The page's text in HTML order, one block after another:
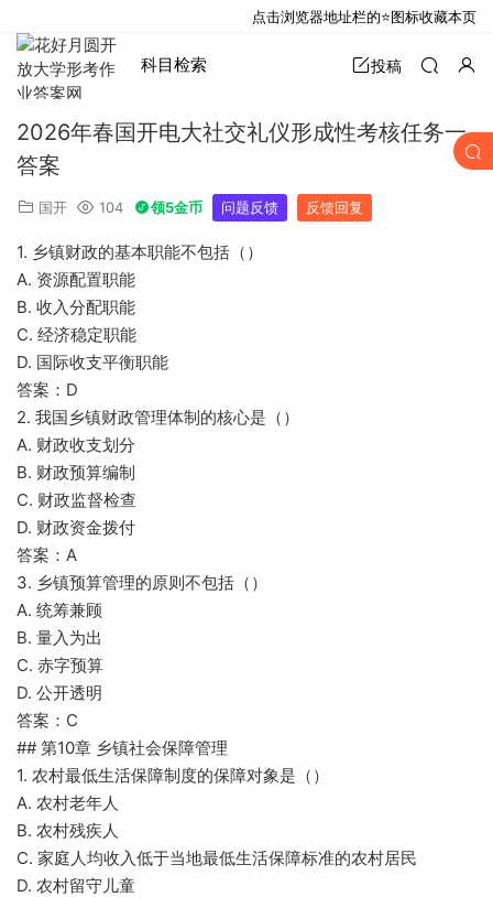
科目检索 投稿
2026年春国开电大社交礼仪形成性考核任务一
答案
国开 104 领5金币 问题反馈 反馈回复
1. 乡镇财政的基本职能不包括（）
A. 资源配置职能
B. 收入分配职能
C. 经济稳定职能
D. 国际收支平衡职能
答案：D
2. 我国乡镇财政管理体制的核心是（）
A. 财政收支划分
B. 财政预算编制
C. 财政监督检查
D. 财政资金拨付
答案：A
3. 乡镇预算管理的原则不包括（）
A. 统筹兼顾
B. 量入为出
C. 赤字预算
D. 公开透明
答案：C
## 第10章 乡镇社会保障管理
1. 农村最低生活保障制度的保障对象是（）
A. 农村老年人
B. 农村残疾人
C. 家庭人均收入低于当地最低生活保障标准的农村居民
D. 农村留守儿童
点击浏览器地址栏的⭐图标收藏本页